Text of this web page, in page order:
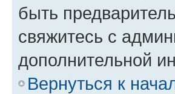
быть
свяжитесь с
дополнительной
Вернуться к